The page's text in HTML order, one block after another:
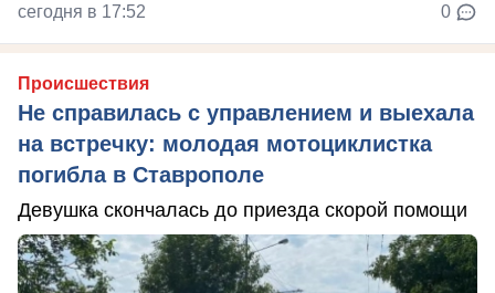
сегодня в 17:52 0
Происшествия
Не справилась с управлением и выехала
на встречку: молодая мотоциклистка
погибла в Ставрополе
Девушка скончалась до приезда скорой помощи